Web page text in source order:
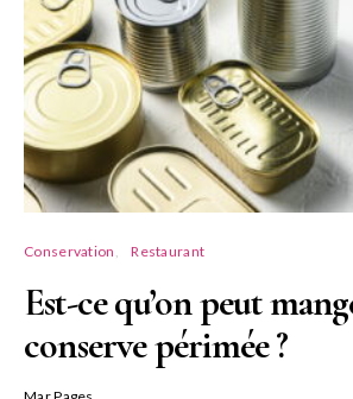
Conservation Restaurant
Est-ce qu’on peut
conserve périmée ?